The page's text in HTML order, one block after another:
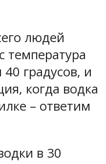
людей
температура
градусов, и
когда водка
– ответим
в 30